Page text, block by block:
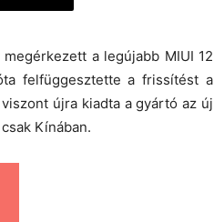
a legújabb MIUI 12
felfüggesztette a frissítést a
újra kiadta a gyártó az új
Kínában.